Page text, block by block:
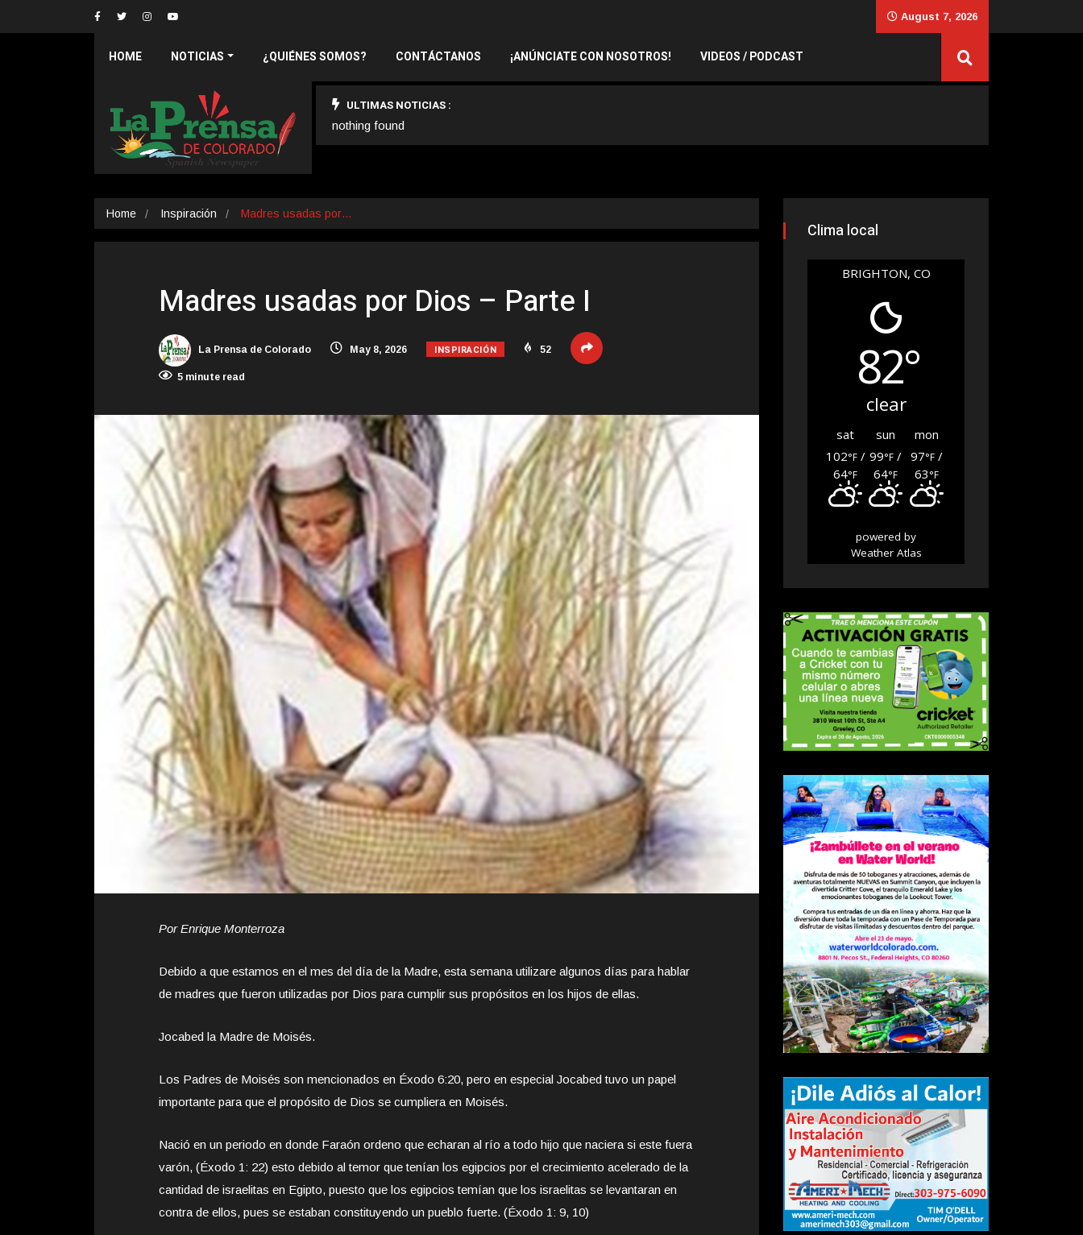
August 7, 2026
HOME NOTICIAS ¿QUIÉNES SOMOS? CONTÁCTANOS ¡ANÚNCIATE CON NOSOTROS! VIDEOS / PODCAST
ULTIMAS NOTICIAS :
nothing found
Home Inspiración Madres usadas por…
Madres usadas por Dios – Parte I
La Prensa de Colorado May 8, 2026 INSPIRACIÓN 52
5 minute read
Por Enrique Monterroza
Debido a que estamos en el mes del día de la Madre, esta semana utilizare algunos días para hablar
de madres que fueron utilizadas por Dios para cumplir sus propósitos en los hijos de ellas.
Jocabed la Madre de Moisés.
Los Padres de Moisés son mencionados en Éxodo 6:20, pero en especial Jocabed tuvo un papel
importante para que el propósito de Dios se cumpliera en Moisés.
Nació en un periodo en donde Faraón ordeno que echaran al río a todo hijo que naciera si este fuera
varón, (Éxodo 1: 22) esto debido al temor que tenían los egipcios por el crecimiento acelerado de la
cantidad de israelitas en Egipto, puesto que los egipcios temían que los israelitas se levantaran en
contra de ellos, pues se estaban constituyendo un pueblo fuerte. (Éxodo 1: 9, 10)
Clima local
BRIGHTON, CO
82°
clear
sat sun
mon
102°F/
64°F
99°F /
64°F
97°F/
63°F
powered by
Weather Atlas